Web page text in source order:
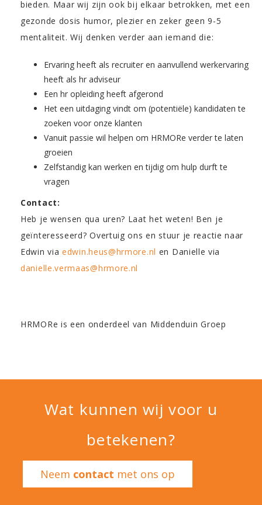
bieden. Maar wij zijn ook bij elkaar betrokken, met een
gezonde dosis humor, plezier en zeker geen 9-5
mentaliteit. Wij denken verder aan iemand die:
Ervaring heeft als recruiter en aanvullend werkervaring
heeft als hr adviseur
Een hr opleiding heeft afgerond
Het een uitdaging vindt om (potentiële) kandidaten te
zoeken voor onze klanten
Vanuit passie wil helpen om HRMORe verder te laten
groeien
Zelfstandig kan werken en tijdig om hulp durft te
vragen
Contact:
Heb je wensen qua uren? Laat het weten! Ben je
geïnteresseerd? Overtuig ons en stuur je reactie naar
Edwin via edwin.heus@hrmore.nl en Danielle via
danielle.vermaas@hrmore.nl
HRMORe is een onderdeel van Middenduin Groep
Wat kunnen wij voor u
betekenen?
Neem contact met ons op